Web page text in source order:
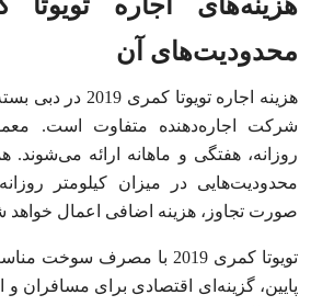
محدودیت‌های آن
هزینه اجاره
شرکت اجاره‌دهنده متفاوت است.
روزانه، هفتگی و ماهانه ارائه
محدودیت‌هایی در میزان کیلومتر
صورت تجاوز، هزینه اضافی اعمال خواهد
تویوتا کمری 2019 با مصرف
پایین، گزینه‌ای اقتصادی برای مسافران